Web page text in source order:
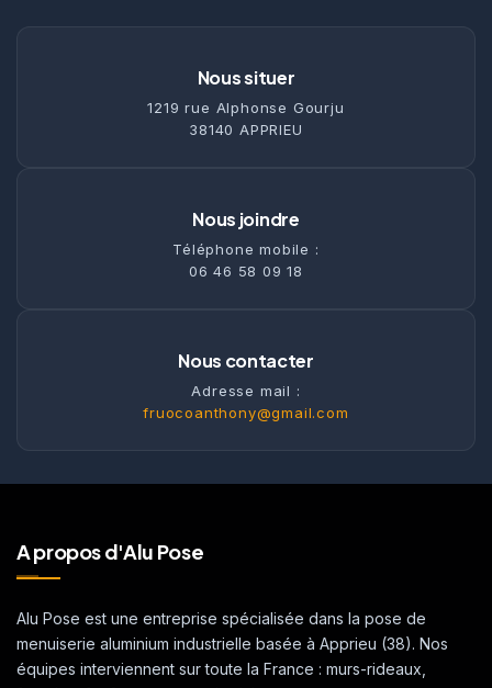
Nous situer
1219 rue Alphonse Gourju
38140 APPRIEU
Nous joindre
Téléphone mobile :
06 46 58 09 18
Nous contacter
Adresse mail :
fruocoanthony@gmail.com
A propos d'Alu Pose
Alu Pose est une entreprise spécialisée dans la pose de
menuiserie aluminium industrielle basée à Apprieu (38). Nos
équipes interviennent sur toute la France : murs-rideaux,